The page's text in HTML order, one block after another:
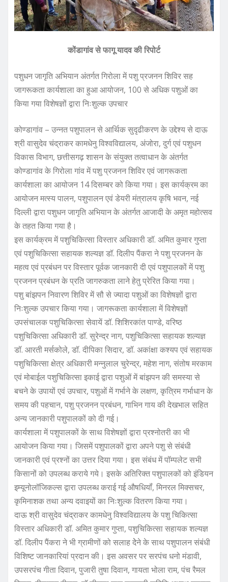
कोंडागांव से फागू यादव की रिपोर्ट
पशुधन जागृति अभियान अंतर्गत गिरोला में पशु प्रजनन शिविर सह
जागरूकता कार्यशाला का हुआ आयोजन, 100 से अधिक पशुओं का
किया गया विशेषज्ञों द्वारा निःशुल्क उपचार
कोण्डागांव – उन्नत पशुपालन से आर्थिक सुदृढीकरण के उद्देश्य से दाऊ
श्री वासुदेव चंद्राकर कामधेनु विश्वविद्यालय, अंजोरा, दुर्ग एवं पशुधन
विकास विभाग, छत्तीसगढ़ शासन के संयुक्त तत्वाधान के अंतर्गत
कोण्डागांव के गिरोला गांव में पशु प्रजनन शिविर एवं जागरूकता
कार्यशाला का आयोजन 14 दिसम्बर को किया गया। इस कार्यक्रम का
आयोजन मत्स्य पालन, पशुपालन एवं डेयरी मंत्रालय कृषि भवन, नई
दिल्ली द्वारा पशुधन जागृति अभियान के अंतर्गत आजादी के अमृत महोत्सव
के तहत किया गया है।
इस कार्यक्रम में पशुचिकित्सा विस्तार अधिकारी डॉ. अमित कुमार गुप्ता
एवं पशुचिकित्सा सहायक शल्यज्ञ डॉ. दिलीप पैंकरा ने पशु प्रजनन के
महत्व एवं प्रबंधन पर विस्तार पूर्वक जानकारी दी एवं पशुपालकों में पशु
प्रजनन प्रबंधन के प्रति जागरुकता लाने हेतु प्रेरित किया गया।
पशु बांझपन निवारण शिविर में सौ से ज्यादा पशुओं का विशेषज्ञों द्वारा
निःशुल्क उपचार किया गया। जागरूकता कार्यशाला में विशेषज्ञों
उपसंचालक पशुचिकित्सा सेवायें डॉ. शिशिरकांत पाण्डे, वरिष्ठ
पशुचिकित्सा अधिकारी डॉ. सुरेन्द्र नाग, पशुचिकित्सा सहायक शल्यज्ञ
डॉ. आरती मर्सकोले, डॉ. दीपिका सिदार, डॉ. अकांक्षा कश्यप एवं सहायक
पशुचिकित्सा क्षेत्र अधिकारी मन्नुलाल चुरेन्द्र, महेश नाग, संतोष मरकाम
एवं मोबाईल पशुचिकित्सा इकाई द्वारा पशुओं में बांझपन की समस्या से
बचने के उपायों एवं उपचार, पशुओं में गर्भाने के लक्षण, कृत्रिम गर्भाधान के
समय की पहचान, पशु प्रजनन प्रबंधन, गाभिन गाय की देखभाल सहित
अन्य जानकारी पशुपालकों को दी गई।
कार्यशाला में पशुपालकों के साथ विशेषज्ञों द्वारा प्रश्नोतरी का भी
आयोजन किया गया। जिसमें पशुपालकों द्वारा अपने पशु से संबंधी
जानकारी एवं प्रश्नों का उत्तर दिया गया। इस संबंध में पॉम्पलेट सभी
किसानों को उपलब्ध कराये गये। इसके अतिरिक्त पशुपालकों को इंडियन
इम्यूनोलॉजिकल्स द्वारा उपलब्ध कराई गई औषधियॉं, मिनरल मिक्सचर,
कृमिनाशक तथा अन्य दवाइयों का निःशुल्क वितरण किया गया।
दाऊ श्री वासुदेव चंद्राकर कामधेनु विश्वविद्यालय के पशु चिकित्सा
विस्तार अधिकारी डॉ. अमित कुमार गुप्ता, पशुचिकित्सा सहायक शल्यज्ञ
डॉ. दिलीप पैंकरा ने भी ग्रामीणों को सलाह देेने के साथ पशुपालन संबंधी
विशिष्ट जानकारियां प्रदान की। इस अवसर पर सरपंच धनो मंडावी,
उपसरपंच गीता दिवान, पुजारी तुषा दिवान, गायता भोला राम, पंच रैमल